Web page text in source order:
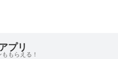
プリ
もらえる！